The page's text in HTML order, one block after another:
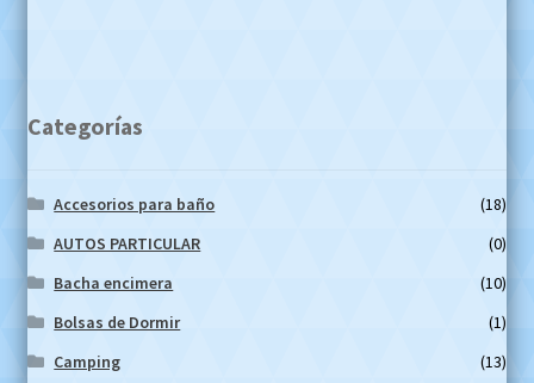
Categorías
Accesorios para baño
(18)
AUTOS PARTICULAR
(0)
Bacha encimera
(10)
Bolsas de Dormir
(1)
Camping
(13)